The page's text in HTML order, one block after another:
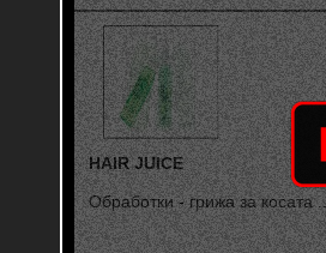
HAIR JUICE
Обработки - грижа за косата